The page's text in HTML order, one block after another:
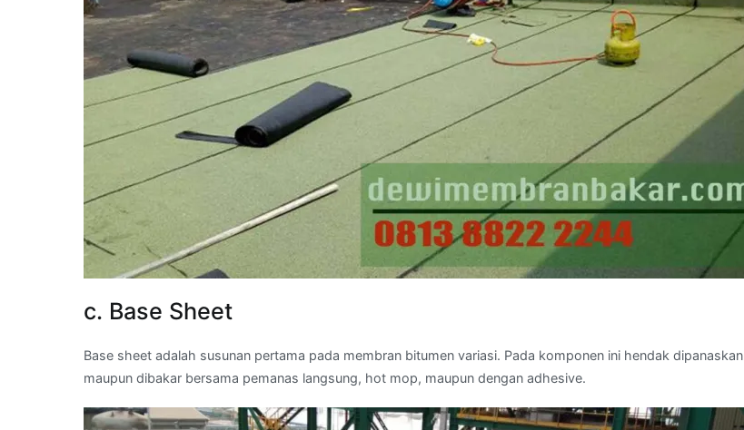
c. Base Sheet
Base sheet adalah susunan pertama pada membran bitumen variasi. Pada komponen ini hendak dipanaskan
maupun dibakar bersama pemanas langsung, hot mop, maupun dengan adhesive.